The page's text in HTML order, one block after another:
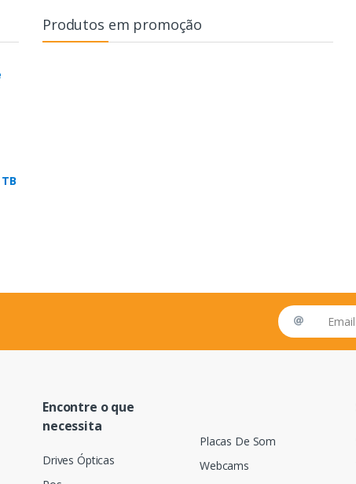
Produtos em promoção
Email address
Encontre o que
necessita
Drives Ópticas
Placas De Som
Webcams